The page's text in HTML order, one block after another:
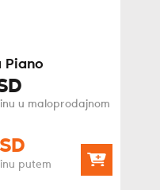
Piano
u maloprodajnom
putem